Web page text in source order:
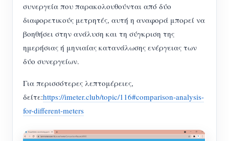
συνεργεία που παρακολουθούνται από δύο
διαφορετικούς μετρητές, αυτή η αναφορά μπορεί να
βοηθήσει στην ανάλυση και τη σύγκριση της
ημερήσιας ή μηνιαίας κατανάλωσης ενέργειας των
δύο συνεργείων.
Για περισσότερες λεπτομέρειες,
δείτε:https://imeter.club/topic/116#comparison-analysis-
for-different-meters